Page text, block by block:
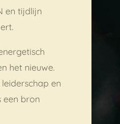
en tijdlijn
het nieuwe.
en
een bron